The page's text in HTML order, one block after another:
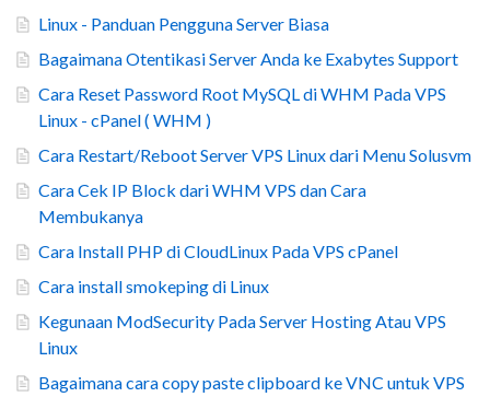
Linux - Panduan Pengguna Server Biasa
Bagaimana Otentikasi Server Anda ke Exabytes Support
Cara Reset Password Root MySQL di WHM Pada VPS
Linux - cPanel ( WHM )
Cara Restart/Reboot Server VPS Linux dari Menu Solusvm
Cara Cek IP Block dari WHM VPS dan Cara
Membukanya
Cara Install PHP di CloudLinux Pada VPS cPanel
Cara install smokeping di Linux
Kegunaan ModSecurity Pada Server Hosting Atau VPS
Linux
Bagaimana cara copy paste clipboard ke VNC untuk VPS